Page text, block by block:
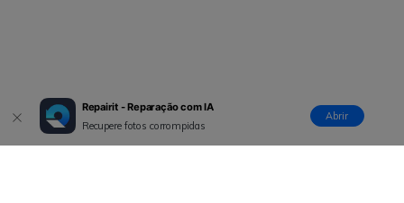
Repairit - Reparação com IA
Recupere fotos corrompidas
Abrir